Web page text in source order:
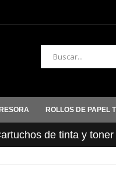
Buscar
ROLLOS DE PAPEL
de tinta y toner